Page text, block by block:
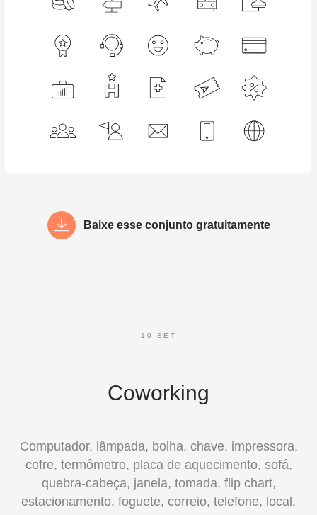
Baixe esse conjunto gratuitamente
10 SET
Coworking
Computador, lâmpada, bolha, chave, impressora,
cofre, termômetro, placa de aquecimento, sofá,
quebra-cabeça, janela, tomada, flip chart,
estacionamento, foguete, correio, telefone, local,